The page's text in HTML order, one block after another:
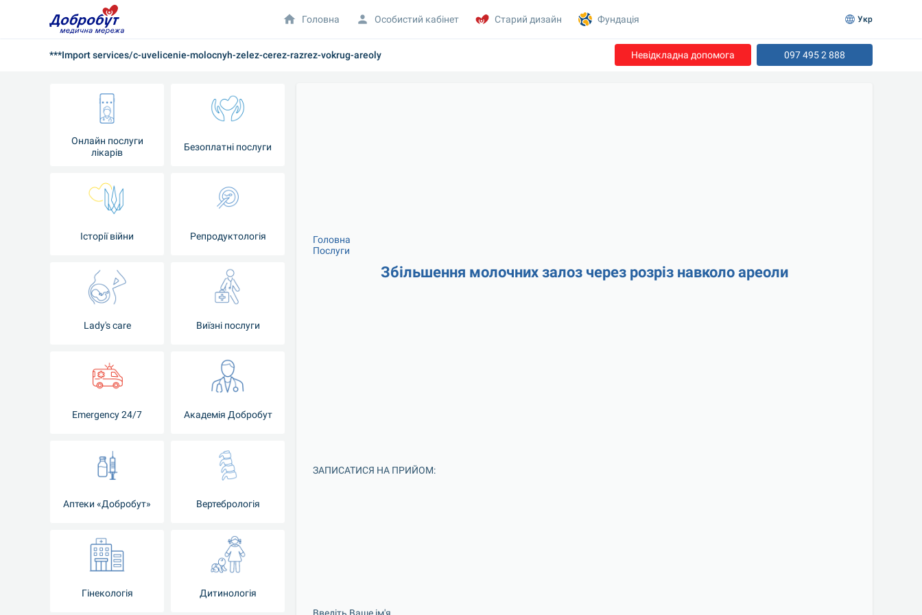
***Import services/c-uvelicenie-molocnyh-zelez-cerez-razrez-vokrug-areoly Невідкладна допомога 097 495 2 888
Онлайн послуги
лікарів
Безоплатні послуги
Історії війни Репродуктологія
Lady's care Виїзні послуги
Emergency 24/7 Академія Добробут
Аптеки «Добробут» Вертебрологія
Гінекологія Дитинологія
Головна
Послуги
Збільшення молочних залоз через розріз навколо ареоли
ЗАПИСАТИСЯ НА ПРИЙОМ:
Головна Особистий кабінет Старий дизайн Фундація Укр